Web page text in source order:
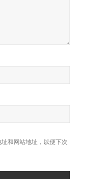
和网站地址，以便下次